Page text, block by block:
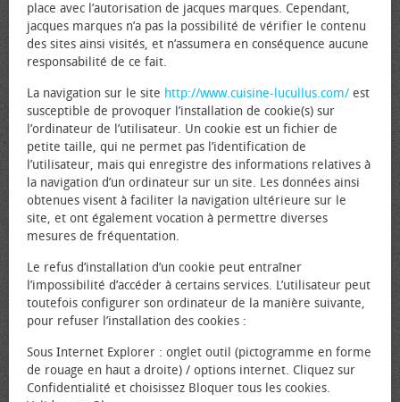
place avec l’autorisation de jacques marques. Cependant,
jacques marques n’a pas la possibilité de vérifier le contenu
des sites ainsi visités, et n’assumera en conséquence aucune
responsabilité de ce fait.
La navigation sur le site http://www.cuisine-lucullus.com/ est
susceptible de provoquer l’installation de cookie(s) sur
l’ordinateur de l’utilisateur. Un cookie est un fichier de
petite taille, qui ne permet pas l’identification de
l’utilisateur, mais qui enregistre des informations relatives à
la navigation d’un ordinateur sur un site. Les données ainsi
obtenues visent à faciliter la navigation ultérieure sur le
site, et ont également vocation à permettre diverses
mesures de fréquentation.
Le refus d’installation d’un cookie peut entraîner
l’impossibilité d’accéder à certains services. L’utilisateur peut
toutefois configurer son ordinateur de la manière suivante,
pour refuser l’installation des cookies :
Sous Internet Explorer : onglet outil (pictogramme en forme
de rouage en haut a droite) / options internet. Cliquez sur
Confidentialité et choisissez Bloquer tous les cookies.